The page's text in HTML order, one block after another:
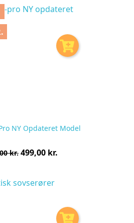
NY Opdateret Model
kr. Pris
499,00 kr.